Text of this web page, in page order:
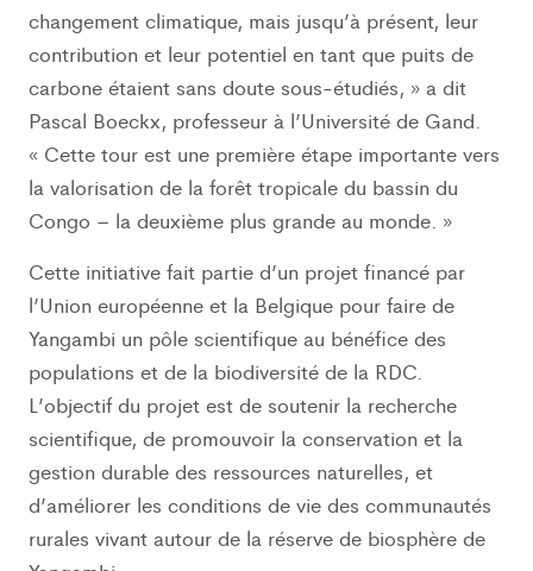
changement climatique, mais jusqu’à présent, leur
contribution et leur potentiel en tant que puits de
carbone étaient sans doute sous-étudiés, » a dit
Pascal Boeckx, professeur à l’Université de Gand.
« Cette tour est une première étape importante vers
la valorisation de la forêt tropicale du bassin du
Congo – la deuxième plus grande au monde. »
Cette initiative fait partie d’un projet financé par
l’Union européenne et la Belgique pour faire de
Yangambi un pôle scientifique au bénéfice des
populations et de la biodiversité de la RDC.
L’objectif du projet est de soutenir la recherche
scientifique, de promouvoir la conservation et la
gestion durable des ressources naturelles, et
d’améliorer les conditions de vie des communautés
rurales vivant autour de la réserve de biosphère de